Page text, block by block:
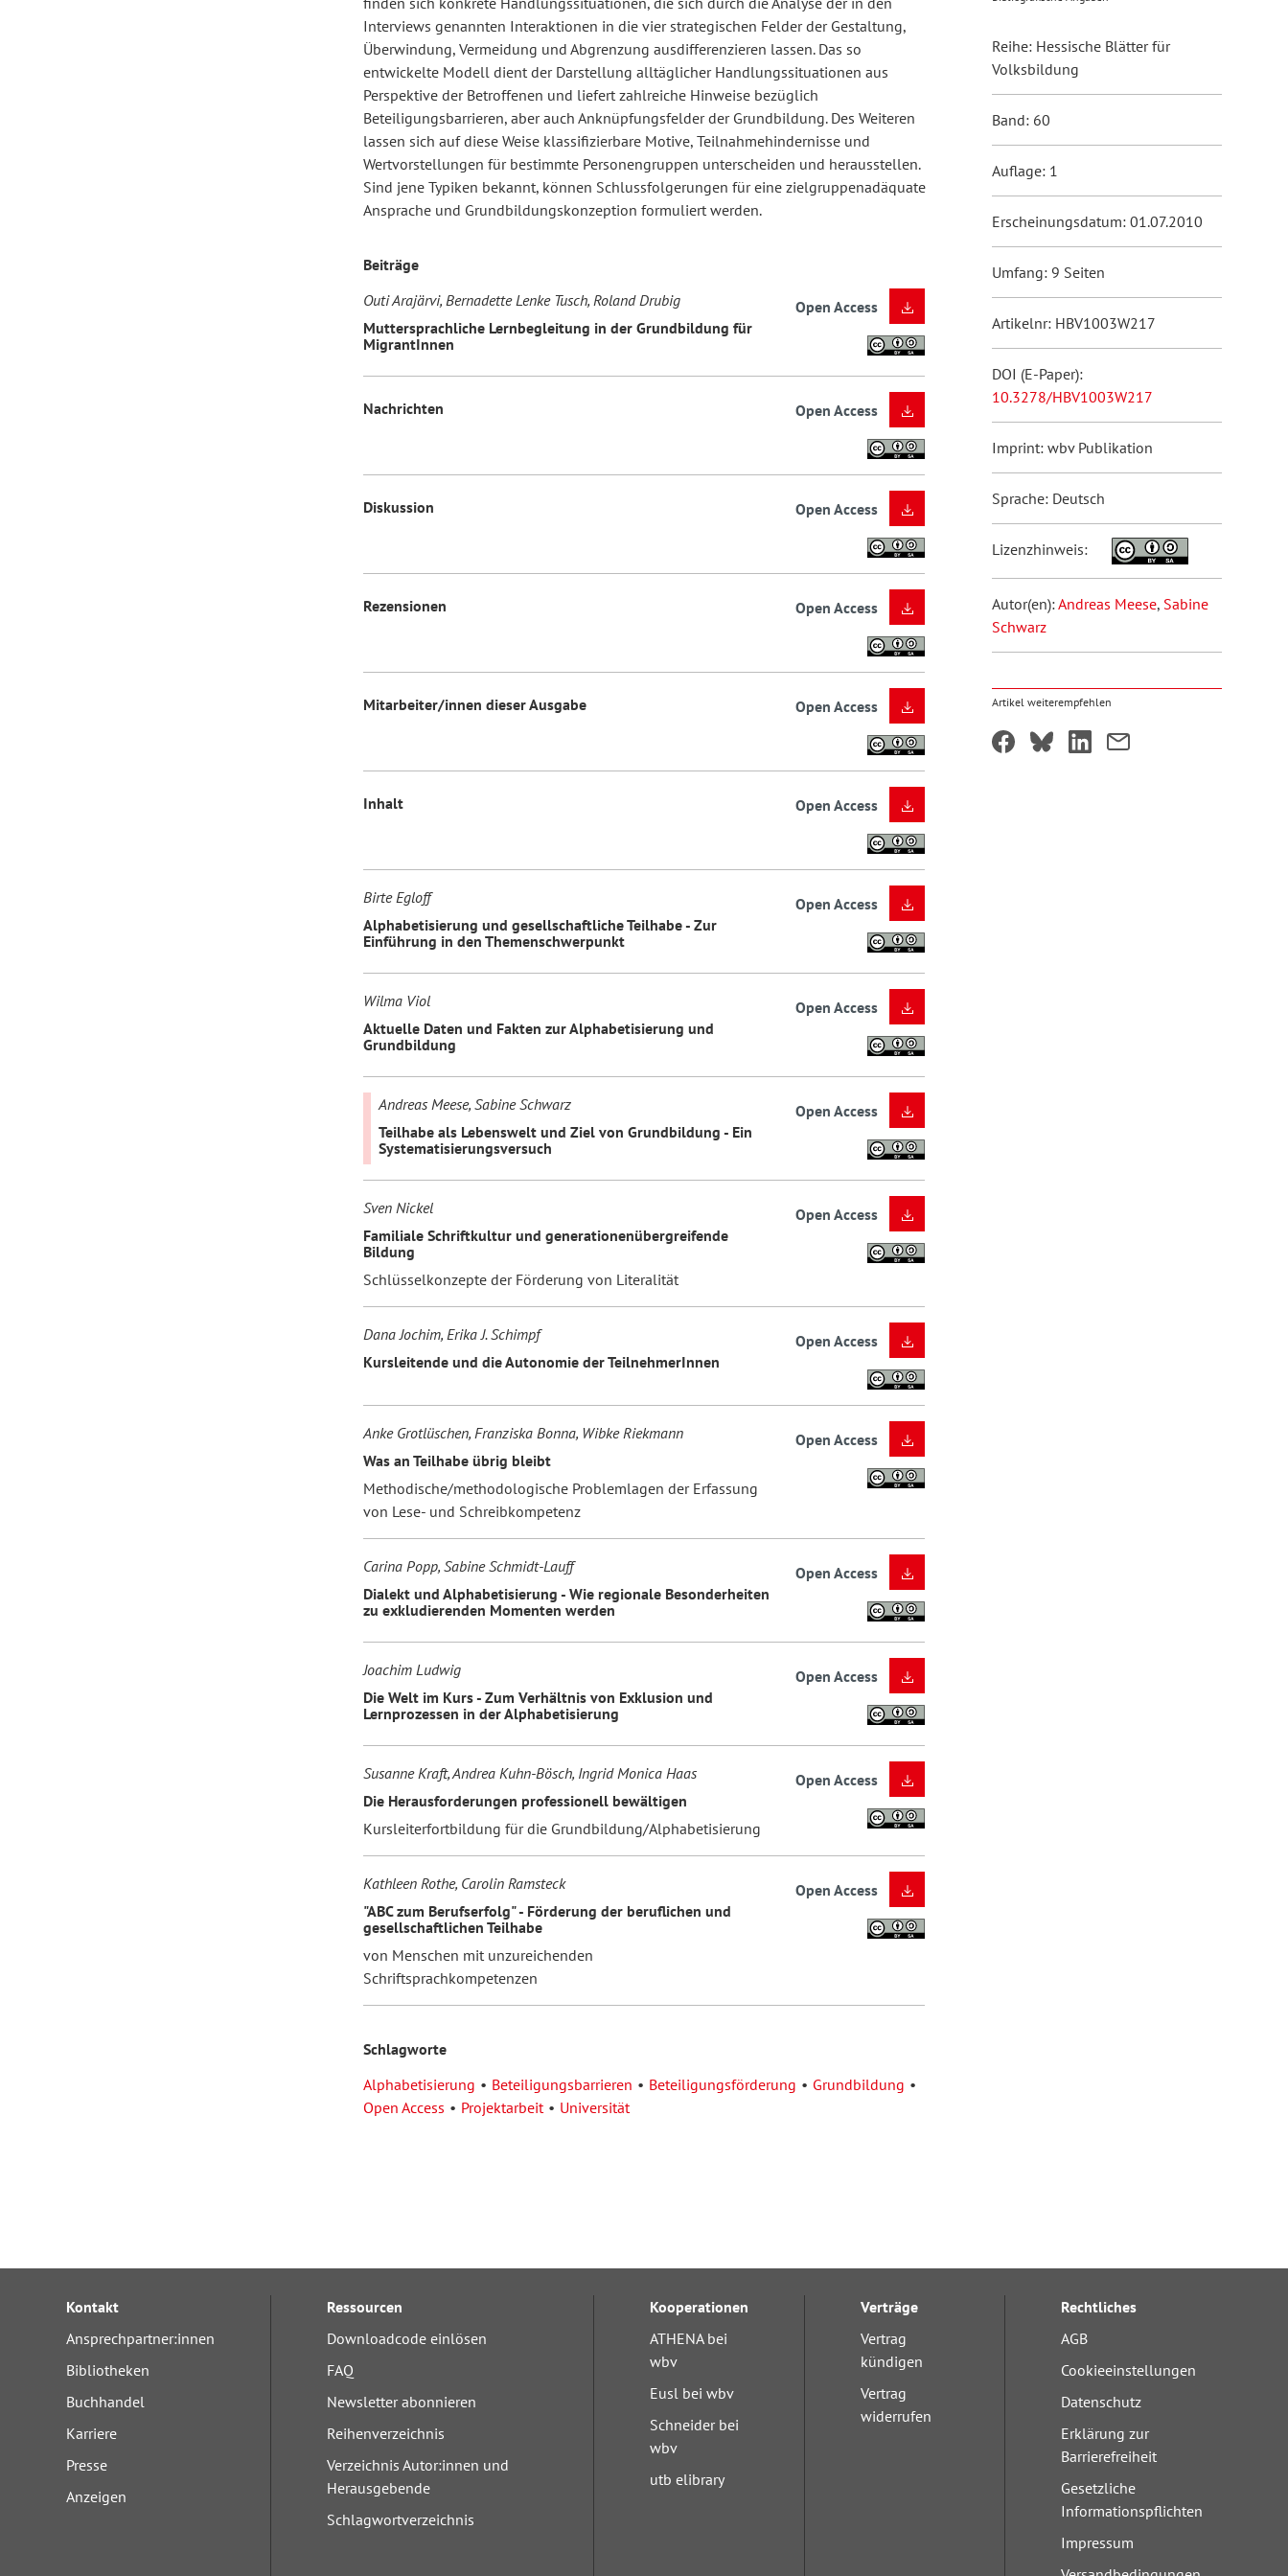
Interviews genannten Interaktionen in die vier strategischen Felder der Gestaltung,
Überwindung, Vermeidung und Abgrenzung ausdifferenzieren lassen. Das so
entwickelte Modell dient der Darstellung alltäglicher Handlungssituationen aus
Perspektive der Betroffenen und liefert zahlreiche Hinweise bezüglich
Beteiligungsbarrieren, aber auch Anknüpfungsfelder der Grundbildung. Des Weiteren
lassen sich auf diese Weise klassifizierbare Motive, Teilnahmehindernisse und
Wertvorstellungen für bestimmte Personengruppen unterscheiden und herausstellen.
Sind jene Typiken bekannt, können Schlussfolgerungen für eine zielgruppenadäquate
Ansprache und Grundbildungskonzeption formuliert werden.
Beiträge
Outi Arajärvi, Bernadette Lenke Tusch, Roland Drubig
Muttersprachliche Lernbegleitung in der Grundbildung für
MigrantInnen
Open Access
Nachrichten Open Access
Diskussion Open Access
Rezensionen Open Access
Mitarbeiter/innen dieser Ausgabe Open Access
Inhalt Open Access
Birte Egloff
Alphabetisierung und gesellschaftliche Teilhabe - Zur
Einführung in den Themenschwerpunkt
Open Access
Wilma Viol
Aktuelle Daten und Fakten zur Alphabetisierung und
Grundbildung
Open Access
Andreas Meese, Sabine Schwarz
Teilhabe als Lebenswelt und Ziel von Grundbildung - Ein
Systematisierungsversuch
Open Access
Sven Nickel
Familiale Schriftkultur und generationenübergreifende
Bildung
Schlüsselkonzepte der Förderung von Literalität
Open Access
Dana Jochim, Erika J. Schimpf
Kursleitende und die Autonomie der TeilnehmerInnen
Open Access
Anke Grotlüschen, Franziska Bonna, Wibke Riekmann
Was an Teilhabe übrig bleibt
Methodische/methodologische Problemlagen der Erfassung
von Lese- und Schreibkompetenz
Open Access
Carina Popp, Sabine Schmidt-Lauff
Dialekt und Alphabetisierung - Wie regionale Besonderheiten
zu exkludierenden Momenten werden
Open Access
Joachim Ludwig
Die Welt im Kurs - Zum Verhältnis von Exklusion und
Lernprozessen in der Alphabetisierung
Open Access
Susanne Kraft, Andrea Kuhn-Bösch, Ingrid Monica Haas
Die Herausforderungen professionell bewältigen
Kursleiterfortbildung für die Grundbildung/Alphabetisierung
Open Access
Kathleen Rothe, Carolin Ramsteck
"ABC zum Berufserfolg" - Förderung der beruflichen und
gesellschaftlichen Teilhabe
von Menschen mit unzureichenden
Schriftsprachkompetenzen
Open Access
Schlagworte
Alphabetisierung
Beteiligungsbarrieren Beteiligungsförderung
Grundbildung
Open Access
Projektarbeit Universität
Reihe: Hessische Blätter für
Volksbildung
Band: 60
Auflage: 1
Erscheinungsdatum: 01.07.2010
Umfang: 9 Seiten
Artikelnr: HBV1003W217
DOI (E-Paper):
10.3278/HBV1003W217
Imprint: wbv Publikation
Sprache: Deutsch
Lizenzhinweis:
Autor(en):Andreas Meese, Sabine
Schwarz
Artikel weiterempfehlen
Kontakt
Ansprechpartner:innen
Bibliotheken
Buchhandel
Karriere
Presse
Anzeigen
Ressourcen
Downloadcode einlösen
FAQ
Newsletter abonnieren
Reihenverzeichnis
Verzeichnis Autor:innen und
Herausgebende
Schlagwortverzeichnis
Kooperationen
ATHENA bei
wbv
Eusl bei wbv
Schneider bei
wbv
utb elibrary
Verträge
Vertrag
kündigen
Vertrag
widerrufen
Rechtliches
AGB
Cookieeinstellungen
Datenschutz
Erklärung zur
Barrierefreiheit
Gesetzliche
Informationspflichten
Impressum